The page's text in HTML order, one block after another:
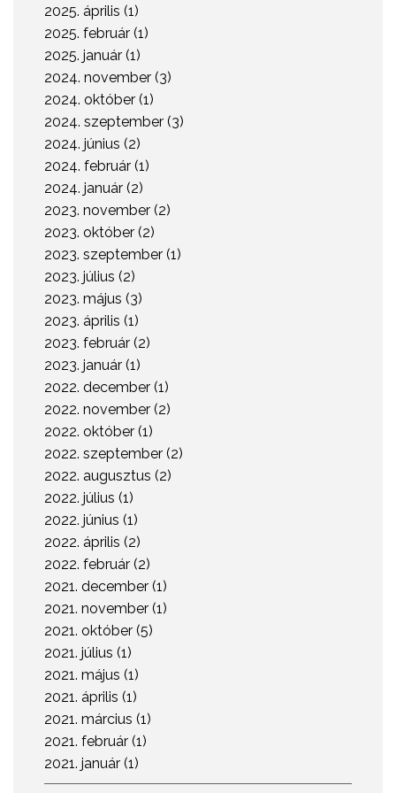
rendezvényeink a tévéstúdiók színvonalát hozó
apparátussal és profizmussal zajlottak. Legnagyobb
volumenű, év végi konferenciáink ismét új köntösben, a
sokadik forgatókönyv szerint, de a megszokott Portfolio
minőségben kerültek megrendezésre.
2025. április (1)
2025. február (1)
2025. január (1)
2024. november (3)
2024. október (1)
2024. szeptember (3)
2024. június (2)
2024. február (1)
2024. január (2)
2023. november (2)
2023. október (2)
2023. szeptember (1)
2023. július (2)
2023. május (3)
2023. április (1)
2023. február (2)
2023. január (1)
2022. december (1)
2022. november (2)
2022. október (1)
2022. szeptember (2)
2022. augusztus (2)
2022. július (1)
2022. június (1)
2022. április (2)
2022. február (2)
2021. december (1)
2021. november (1)
2021. október (5)
2021. július (1)
2021. május (1)
2021. április (1)
2021. március (1)
2021. február (1)
2021. január (1)